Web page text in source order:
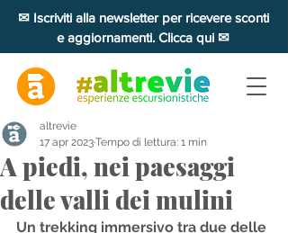
✉ Iscriviti alla newsletter per ricevere sconti
e aggiornamenti. Clicca qui ✉
A piedi, nei paesaggi
delle valli dei mulini
altrevie
17 apr 2023Tempo di lettura: 1 min
Un trekking immersivo tra due delle